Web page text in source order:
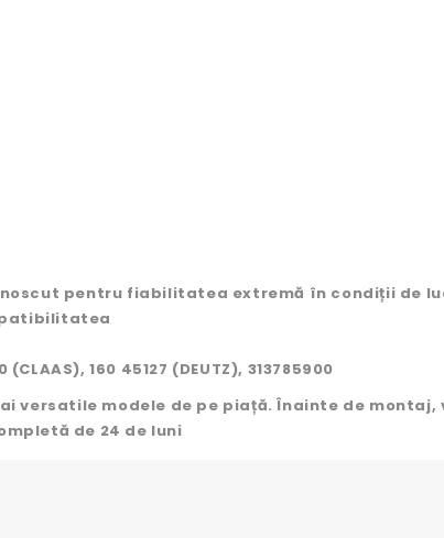
pentru fiabilitatea extremă în condiții de
160 45127 (DEUTZ), 313785900
versatile modele de pe piață. Înainte de
de 24 de luni